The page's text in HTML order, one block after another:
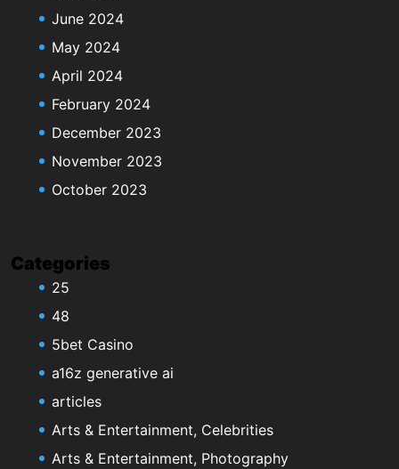
June 2024
May 2024
April 2024
February 2024
December 2023
November 2023
October 2023
Categories
25
48
5bet Casino
a16z generative ai
articles
Arts & Entertainment, Celebrities
Arts & Entertainment, Photography